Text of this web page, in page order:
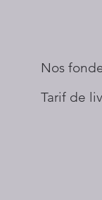
Nos
Tarif de